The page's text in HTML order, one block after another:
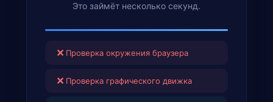
Это займёт несколько секунд.
✕ Проверка окружения браузера
✕ Проверка графического движка